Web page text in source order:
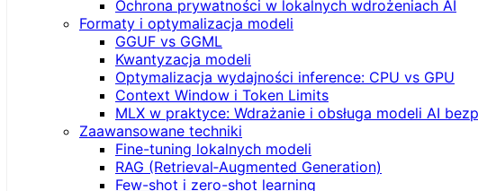
Ochrona prywatności w lokalnych wdrożeniach AI
Formaty i optymalizacja modeli
GGUF vs GGML
Kwantyzacja modeli
Optymalizacja wydajności inference: CPU vs GPU
Context Window i Token Limits
MLX w praktyce: Wdrażanie i obsługa modeli AI
Zaawansowane techniki
Fine-tuning lokalnych modeli
RAG (Retrieval‑Augmented Generation)
Few-shot i zero-shot learning